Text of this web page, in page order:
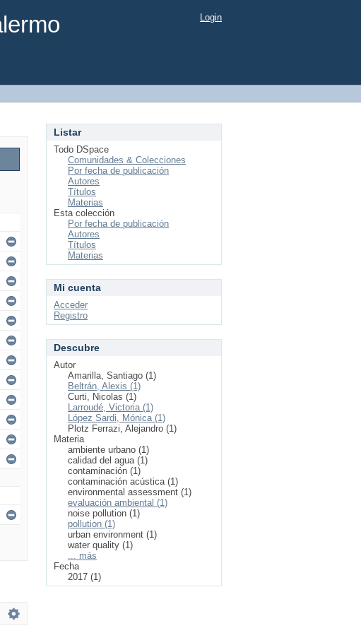
Login
Listar
Todo DSpace
Comunidades & Colecciones
Por fecha de publicación
Autores
Títulos
Materias
Esta colección
Por fecha de publicación
Autores
Títulos
Materias
Mi cuenta
Acceder
Registro
Descubre
Autor
Amarilla, Santiago (1)
Beltrán, Alexis (1)
Curti, Nicolas (1)
Larroudé, Victoria (1)
López Sardi, Mónica (1)
Plotz Ferrazi, Alejandro (1)
Materia
ambiente urbano (1)
calidad del agua (1)
contaminación (1)
contaminación acústica (1)
environmental assessment (1)
evaluación ambiental (1)
noise pollution (1)
pollution (1)
urban environment (1)
water quality (1)
... más
Fecha
2017 (1)